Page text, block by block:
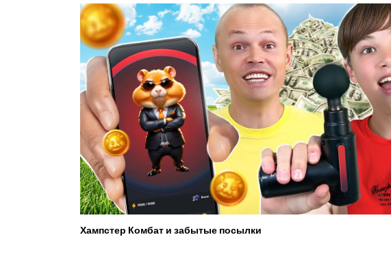
Хампстер Комбат и забытые посылки